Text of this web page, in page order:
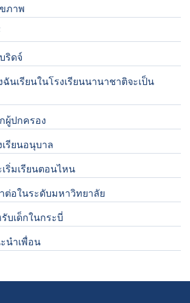
ภาพ
ริดจ์
นเรียนในโรงเรียนนานาชาติจะเป็น
ผู้ปกครอง
เรียนอนุบาล
ริ่มเรียนตอนไหน
ต่อในระดับมหาวิทยาลัย
บเด็กในกระบี่
นำเพื่อน